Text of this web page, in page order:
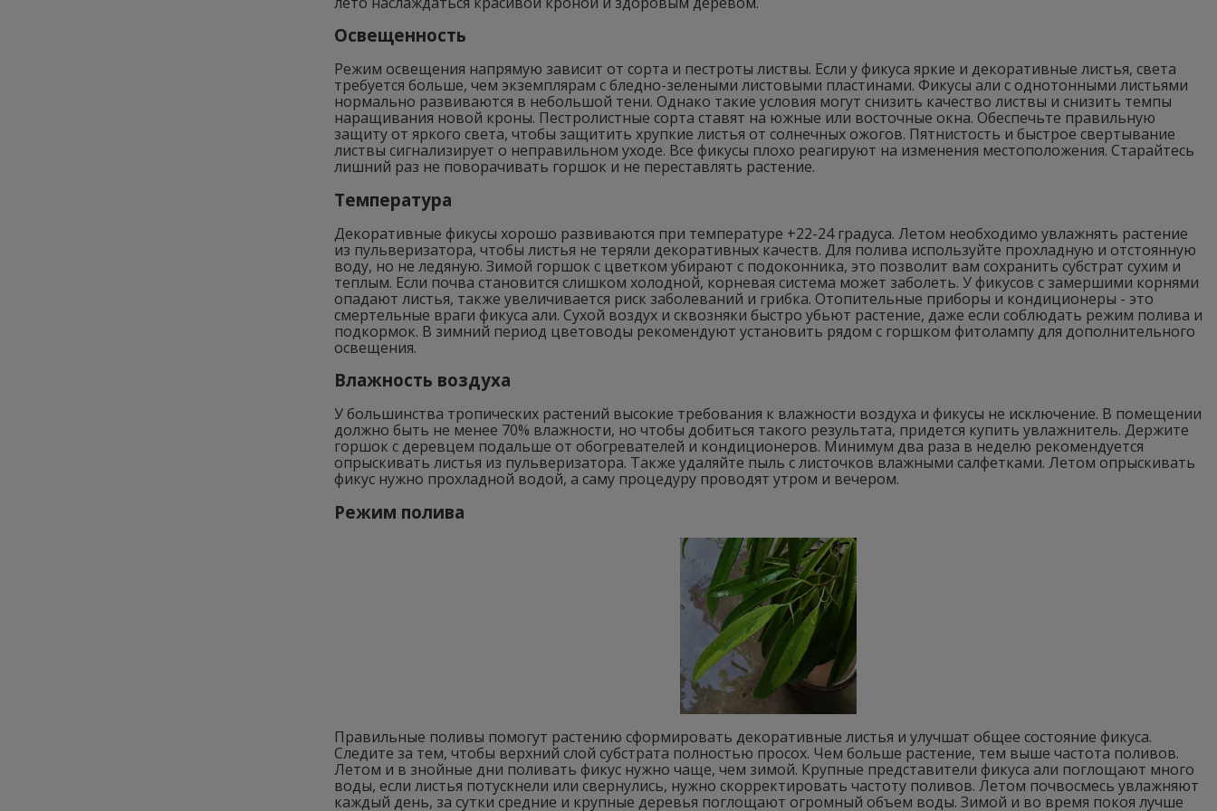
Освещенность
Режим освещения напрямую зависит от сорта и пестроты листвы. Если у фикуса яркие и декоративные листья, света
требуется больше, чем экземплярам с бледно-зелеными листовыми пластинами. Фикусы али с однотонными листьями
нормально развиваются в небольшой тени. Однако такие условия могут снизить качество листвы и снизить темпы
наращивания новой кроны. Пестролистные сорта ставят на южные или восточные окна. Обеспечьте правильную
защиту от яркого света, чтобы защитить хрупкие листья от солнечных ожогов. Пятнистость и быстрое свертывание
листвы сигнализирует о неправильном уходе. Все фикусы плохо реагируют на изменения местоположения. Старайтесь
лишний раз не поворачивать горшок и не переставлять растение.
Температура
Декоративные фикусы хорошо развиваются при температуре +22-24 градуса. Летом необходимо увлажнять растение
из пульверизатора, чтобы листья не теряли декоративных качеств. Для полива используйте прохладную и отстоянную
воду, но не ледяную. Зимой горшок с цветком убирают с подоконника, это позволит вам сохранить субстрат сухим и
теплым. Если почва становится слишком холодной, корневая система может заболеть. У фикусов с замершими корнями
опадают листья, также увеличивается риск заболеваний и грибка. Отопительные приборы и кондиционеры - это
смертельные враги фикуса али. Сухой воздух и сквозняки быстро убьют растение, даже если соблюдать режим полива и
подкормок. В зимний период цветоводы рекомендуют установить рядом с горшком фитолампу для дополнительного
освещения.
Влажность воздуха
У большинства тропических растений высокие требования к влажности воздуха и фикусы не исключение. В помещении
должно быть не менее 70% влажности, но чтобы добиться такого результата, придется купить увлажнитель. Держите
горшок с деревцем подальше от обогревателей и кондиционеров. Минимум два раза в неделю рекомендуется
опрыскивать листья из пульверизатора. Также удаляйте пыль с листочков влажными салфетками. Летом опрыскивать
фикус нужно прохладной водой, а саму процедуру проводят утром и вечером.
Режим полива
Правильные поливы помогут растению сформировать декоративные листья и улучшат общее состояние фикуса.
Следите за тем, чтобы верхний слой субстрата полностью просох. Чем больше растение, тем выше частота поливов.
Летом и в знойные дни поливать фикус нужно чаще, чем зимой. Крупные представители фикуса али поглощают много
воды, если листья потускнели или свернулись, нужно скорректировать частоту поливов. Летом почвосмесь увлажняют
каждый день, за сутки средние и крупные деревья поглощают огромный объем воды. Зимой и во время покоя лучше